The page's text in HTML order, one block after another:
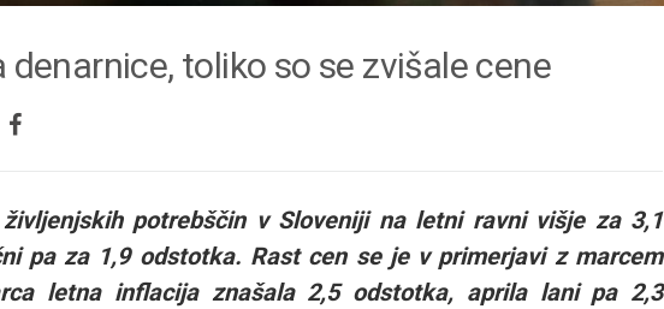
denarnice, toliko so se zvišale cene
potrebščin v Sloveniji na letni ravni višje za 3,1
pa za 1,9 odstotka. Rast cen se je v primerjavi z marcem
letna inflacija znašala 2,5 odstotka, aprila lani pa 2,3